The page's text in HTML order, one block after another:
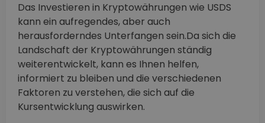
Das Investieren in Kryptowährungen wie USDS
kann ein aufregendes, aber auch
herausforderndes Unterfangen sein.Da sich die
Landschaft der Kryptowährungen ständig
weiterentwickelt, kann es Ihnen helfen,
informiert zu bleiben und die verschiedenen
Faktoren zu verstehen, die sich auf die
Kursentwicklung auswirken.